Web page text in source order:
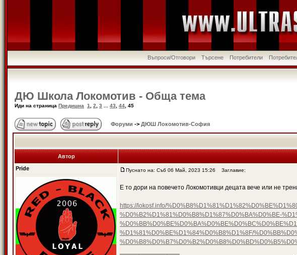
Въпроси/Отговори Търсене Потребители
ДЮ Школа Локомотив - Обща тема
Иди на страница Предишна 1 2 3 43 44 45
Форуми -> ДЮШ Локомотив-София
Автор
Pride
Пуснато на: Съб 06 Май, 2023 15:26 Заглавие:
Е то дори на повечето Локомотивци децата вече или не
https://lokosf.info/
%D0%B2%D1%81%D0%B8%D1%87%D0%BA%D0%BE-
%D1%81%D0%BE%D1%84%D0%B8%D1%8F/